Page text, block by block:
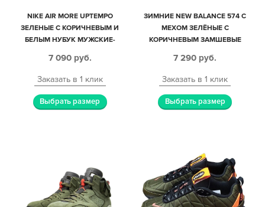
NIKE AIR MORE UPTEMPO
ЗЕЛЕНЫЕ С КОРИЧНЕВЫМ И
БЕЛЫМ НУБУК МУЖСКИЕ-
7 090 руб.
Заказать в 1 клик
Выбрать размер
ЗИМНИЕ NEW BALANCE 574 С
МЕХОМ ЗЕЛЁНЫЕ С
КОРИЧНЕВЫМ ЗАМШЕВЫЕ
7 290 руб.
Заказать в 1 клик
Выбрать размер